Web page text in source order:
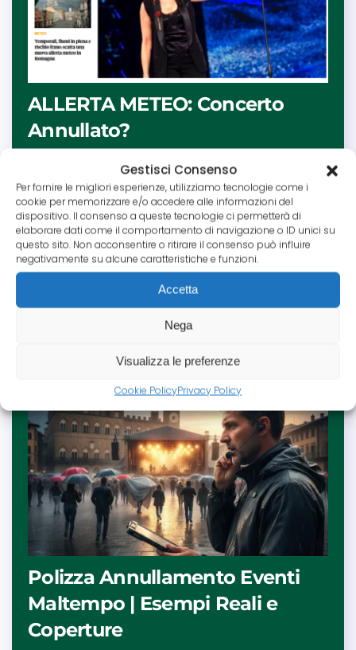
Gestisci Consenso
Per fornire le migliori esperienze, utilizziamo tecnologie come i
cookie per memorizzare e/o accedere alle informazioni del
dispositivo. Il consenso a queste tecnologie ci permetterà di
elaborare dati come il comportamento di navigazione o ID unici su
questo sito. Non acconsentire o ritirare il consenso può influire
negativamente su alcune caratteristiche e funzioni.
Accetta
Nega
Visualizza le preferenze
Cookie PolicyPrivacy Policy
ALLERTA METEO: Concerto
Annullato?
L’aumento di fenomeni meteo estremi rende
imprevedibile la gestione degli eventi all’aperto.
Scopri la differenza tra la polizza per impossibilità
oggettiva e la polizza parametrica: una soluzione
innovativa che rimborsa automaticamente se
cadono specifici millimetri di pioggia durante la tua
manifestazione.
Polizza Annullamento Eventi
Maltempo | Esempi Reali e
Coperture